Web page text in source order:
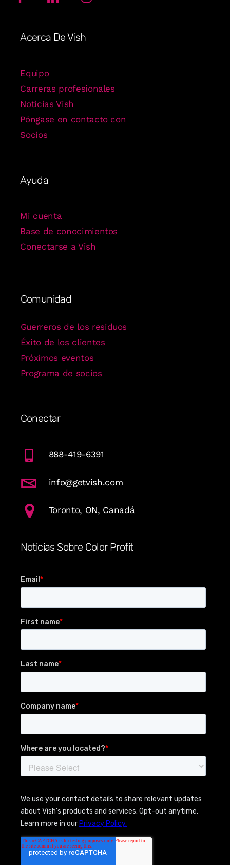
Acerca De Vish
Equipo
Carreras profesionales
Noticias Vish
Póngase en contacto con
Socios
Ayuda
Mi cuenta
Base de conocimientos
Conectarse a Vish
Comunidad
Guerreros de los residuos
Éxito de los clientes
Próximos eventos
Programa de socios
Conectar
888-419-6391
info@getvish.com
Toronto, ON, Canadá
Noticias Sobre Color Profit